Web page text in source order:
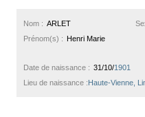
Nom : ARLET
Prénom(s) : Henri Marie
Date de naissance : 31/10/1901
Lieu de naissance :Haute-Vienne,